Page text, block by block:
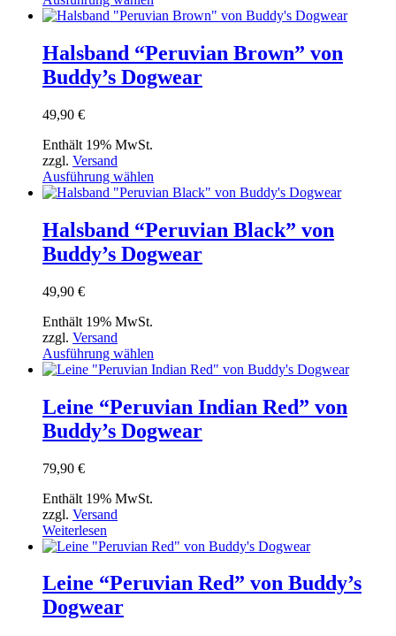
gewählt
Produkt
mehrere
Varianten
auf.
gewählt
Halsband “Peruvian Brown” von
Buddy’s Dogwear
49,90 €
Enthält 19% MwSt.
zzgl. Versand
Ausführung wählen
Produkt
mehrere
Varianten
auf.
gewählt
Halsband “Peruvian Black” von
Buddy’s Dogwear
49,90 €
Enthält 19% MwSt.
zzgl. Versand
Ausführung wählen
Produkt
mehrere
Varianten
auf.
gewählt
Leine “Peruvian Indian Red” von
Buddy’s Dogwear
79,90 €
Enthält 19% MwSt.
zzgl. Versand
Weiterlesen
Leine “Peruvian Red” von Buddy’s
Dogwear